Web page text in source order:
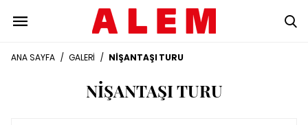
ANA SAYFA / GALERİ / NİŞANTAŞI TURU
NİŞANTAŞI TURU